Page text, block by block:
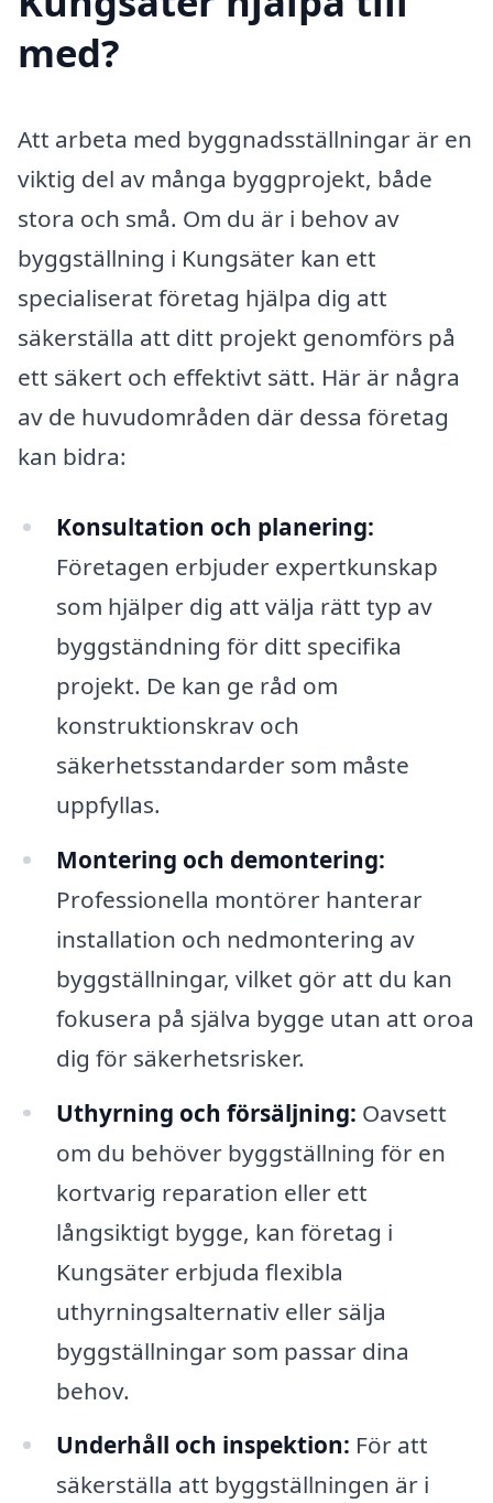
med?
Att arbeta med byggnadsställningar är en
viktig del av många byggprojekt, både
stora och små. Om du är i behov av
byggställning i Kungsäter kan ett
specialiserat företag hjälpa dig att
säkerställa att ditt projekt genomförs på
ett säkert och effektivt sätt. Här är några
av de huvudområden där dessa företag
kan bidra:
Konsultation och planering:
Företagen erbjuder expertkunskap
som hjälper dig att välja rätt typ av
byggständning för ditt specifika
projekt. De kan ge råd om
konstruktionskrav och
säkerhetsstandarder som måste
uppfyllas.
Montering och demontering:
Professionella montörer hanterar
installation och nedmontering av
byggställningar, vilket gör att du kan
fokusera på själva bygge utan att oroa
dig för säkerhetsrisker.
Uthyrning och försäljning: Oavsett
om du behöver byggställning för en
kortvarig reparation eller ett
långsiktigt bygge, kan företag i
Kungsäter erbjuda flexibla
uthyrningsalternativ eller sälja
byggställningar som passar dina
behov.
Underhåll och inspektion: För att
säkerställa att byggställningen är i